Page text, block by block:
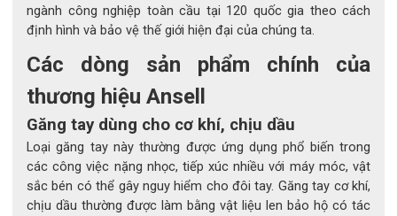
ngành công nghiệp toàn cầu tại 120 quốc gia theo cách
định hình và bảo vệ thế giới hiện đại của chúng ta.
Các dòng sản phẩm chính của
thương hiệu Ansell
Găng tay dùng cho cơ khí, chịu dầu
Loại găng tay này thường được ứng dụng phổ biến trong
các công việc nặng nhọc, tiếp xúc nhiều với máy móc, vật
sắc bén có thể gây nguy hiểm cho đôi tay. Găng tay cơ khí,
chịu dầu thường được làm bằng vật liệu len bảo hộ có tác